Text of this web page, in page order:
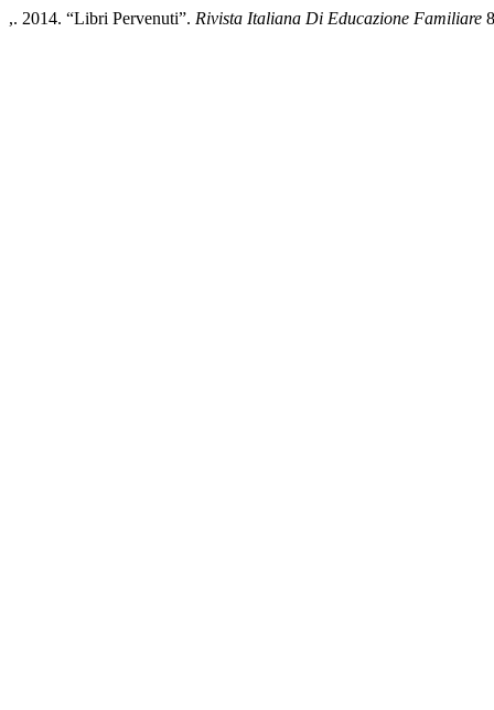
,. 2014. “Libri Pervenuti”. Rivista Italiana Di Educazione Familiare